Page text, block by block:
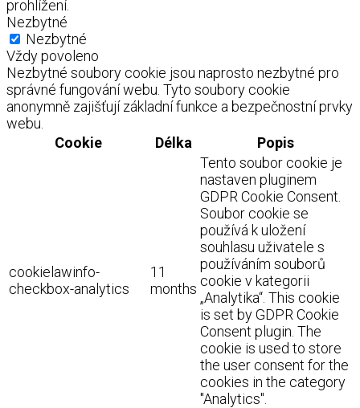
prohlížení.
Nezbytné
Nezbytné
Vždy povoleno
Nezbytné soubory cookie jsou naprosto nezbytné pro
správné fungování webu. Tyto soubory cookie
anonymně zajišťují základní funkce a bezpečnostní prvky
webu.
Cookie
Délka Popis
cookielawinfo-
checkbox-analytics
11
months
Tento soubor cookie je
nastaven pluginem
GDPR Cookie Consent.
Soubor cookie se
používá k uložení
souhlasu uživatele s
používáním souborů
cookie v kategorii
„Analytika“. This cookie
is set by GDPR Cookie
Consent plugin. The
cookie is used to store
the user consent for the
cookies in the category
"Analytics".